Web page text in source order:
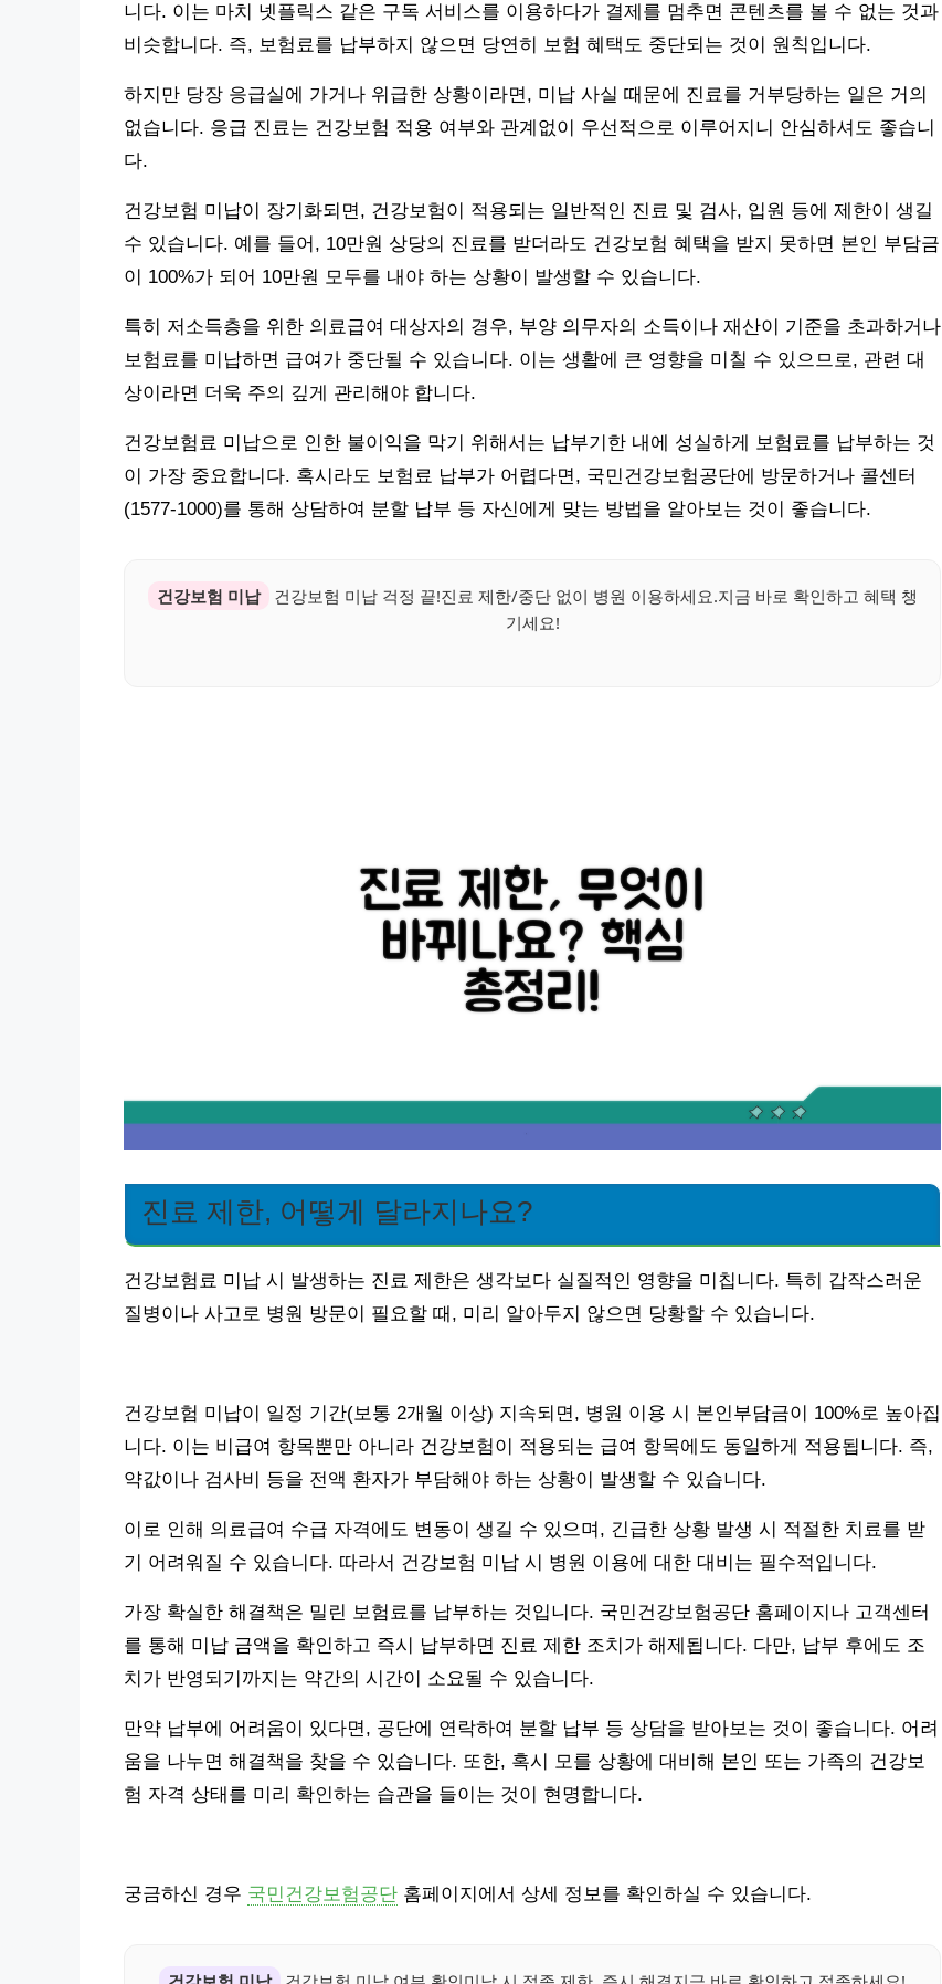
니다. 이는 마치 넷플릭스 같은 구독 서비스를 이용하다가 결제를 멈추면 콘텐츠를 볼 수 없는 것과
비슷합니다. 즉, 보험료를 납부하지 않으면 당연히 보험 혜택도 중단되는 것이 원칙입니다.
하지만 당장 응급실에 가거나 위급한 상황이라면, 미납 사실 때문에 진료를 거부당하는 일은 거의
없습니다. 응급 진료는 건강보험 적용 여부와 관계없이 우선적으로 이루어지니 안심하셔도 좋습니
다.
건강보험 미납이 장기화되면, 건강보험이 적용되는 일반적인 진료 및 검사, 입원 등에 제한이 생길
수 있습니다. 예를 들어, 10만원 상당의 진료를 받더라도 건강보험 혜택을 받지 못하면 본인 부담금
이 100%가 되어 10만원 모두를 내야 하는 상황이 발생할 수 있습니다.
특히 저소득층을 위한 의료급여 대상자의 경우, 부양 의무자의 소득이나 재산이 기준을 초과하거나
보험료를 미납하면 급여가 중단될 수 있습니다. 이는 생활에 큰 영향을 미칠 수 있으므로, 관련 대
상이라면 더욱 주의 깊게 관리해야 합니다.
건강보험료 미납으로 인한 불이익을 막기 위해서는 납부기한 내에 성실하게 보험료를 납부하는 것
이 가장 중요합니다. 혹시라도 보험료 납부가 어렵다면, 국민건강보험공단에 방문하거나 콜센터
(1577-1000)를 통해 상담하여 분할 납부 등 자신에게 맞는 방법을 알아보는 것이 좋습니다.
건강보험 미납
건강보험 미납 걱정 끝!진료 제한/중단 없이 병원 이용하세요.지금 바로 확인하고 혜택 챙
기세요!
진료 제한, 어떻게 달라지나요?
건강보험료 미납 시 발생하는 진료 제한은 생각보다 실질적인 영향을 미칩니다. 특히 갑작스러운
질병이나 사고로 병원 방문이 필요할 때, 미리 알아두지 않으면 당황할 수 있습니다.
건강보험 미납이 일정 기간(보통 2개월 이상) 지속되면, 병원 이용 시 본인부담금이 100%로 높아집
니다. 이는 비급여 항목뿐만 아니라 건강보험이 적용되는 급여 항목에도 동일하게 적용됩니다. 즉,
약값이나 검사비 등을 전액 환자가 부담해야 하는 상황이 발생할 수 있습니다.
이로 인해 의료급여 수급 자격에도 변동이 생길 수 있으며, 긴급한 상황 발생 시 적절한 치료를 받
기 어려워질 수 있습니다. 따라서 건강보험 미납 시 병원 이용에 대한 대비는 필수적입니다.
가장 확실한 해결책은 밀린 보험료를 납부하는 것입니다. 국민건강보험공단 홈페이지나 고객센터
를 통해 미납 금액을 확인하고 즉시 납부하면 진료 제한 조치가 해제됩니다. 다만, 납부 후에도 조
치가 반영되기까지는 약간의 시간이 소요될 수 있습니다.
만약 납부에 어려움이 있다면, 공단에 연락하여 분할 납부 등 상담을 받아보는 것이 좋습니다. 어려
움을 나누면 해결책을 찾을 수 있습니다. 또한, 혹시 모를 상황에 대비해 본인 또는 가족의 건강보
험 자격 상태를 미리 확인하는 습관을 들이는 것이 현명합니다.
궁금하신 경우 국민건강보험공단 홈페이지에서 상세 정보를 확인하실 수 있습니다.